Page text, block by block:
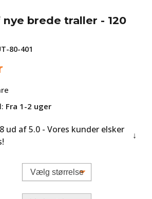
brede traller - 120
80-401
Fra 1-2 uger
ud af 5.0 - Vores kunder elsker